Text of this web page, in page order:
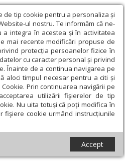
de tip cookie pentru a personaliza și
ul nostru. Te informăm că ne-
a integra în acestea și în activitatea
mai recente modificări propuse de
protecția persoanelor fizice în
cu caracter personal și privind
Înainte de a continua navigarea pe
aloci timpul necesar pentru a citi și
Prin continuarea navigării pe
utilizării fişierelor de tip
Nu uita totuși că poți modifica în
fişiere cookie urmând instrucțiunile
Accept
și idei › Între alfa şi omega:
de 6,3 miliarde